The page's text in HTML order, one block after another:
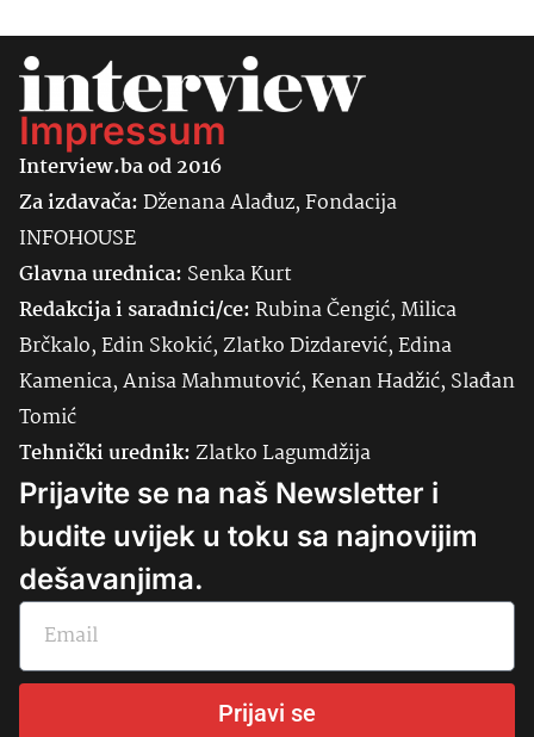
Impressum
Interview.ba od 2016
Za izdavača:Dženana Alađuz, Fondacija
INFOHOUSE
Glavna urednica: SenkaKurt
Redakcija i saradnici/ce:Rubina Čengić, Milica
Brčkalo, Edin Skokić, Zlatko Dizdarević, Edina
Kamenica, Anisa Mahmutović, Kenan Hadžić, Slađan
Tomić
Tehnički urednik:Zlatko Lagumdžija
Prijavite se na naš Newsletter i
budite uvijek u toku sa najnovijim
dešavanjima.
Prijavi se